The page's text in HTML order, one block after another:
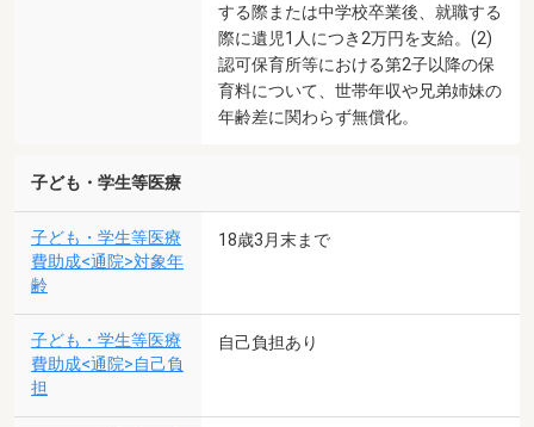
する際または中学校卒業後、就職する
際に遺児1人につき2万円を支給。(2)
認可保育所等における第2子以降の保
育料について、世帯年収や兄弟姉妹の
年齢差に関わらず無償化。
子ども・学生等医療
子ども・学生等医療
費助成<通院>対象年
齢
18歳3月末まで
子ども・学生等医療
費助成<通院>自己負
担
自己負担あり